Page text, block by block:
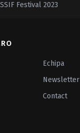
Festival 2023
Echipa
Newsletter
Contact